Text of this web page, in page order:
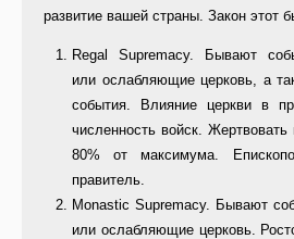
развитие вашей страны. Закон этот
Regal Supremacy. Бывают
или ослабляющие церковь, а
события. Влияние церкви в
численность войск.
80% от максимума.
правитель.
Monastic Supremacy. Бывают
или ослабля­ющие церковь.